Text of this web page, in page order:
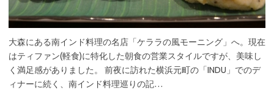
大森にある南インド料理の名店「ケララの風モーニング」へ。現在
はティファン(軽食)に特化した朝食の営業スタイルですが、美味し
く満足感がありました。 前夜に訪れた横浜元町の「INDU」でのデ
ィナーに続く、南インド料理巡りの記…